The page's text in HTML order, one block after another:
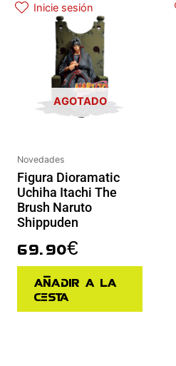
Inicie sesión
AGOTADO
Novedades
Figura Dioramatic
Uchiha Itachi The
Brush Naruto
Shippuden
69.90€
Añadir a la
cesta